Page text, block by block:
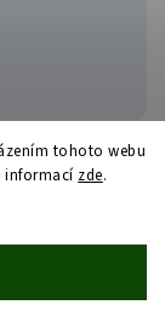
tohoto webu
informací zde.
vyhrazena.